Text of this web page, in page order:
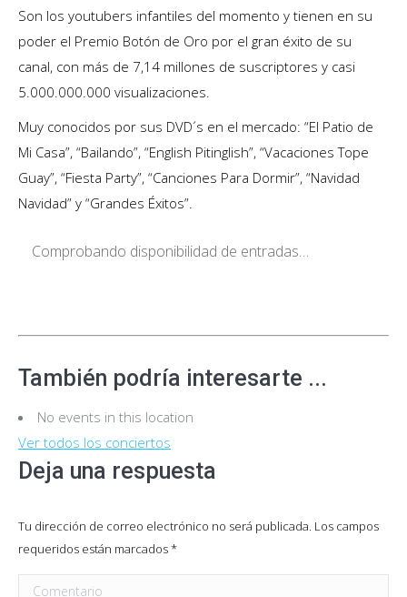
Son los youtubers infantiles del momento y tienen en su
poder el Premio Botón de Oro por el gran éxito de su
canal, con más de 7,14 millones de suscriptores y casi
5.000.000.000 visualizaciones.
Muy conocidos por sus DVD´s en el mercado: “El Patio de
Mi Casa”, “Bailando”, “English Pitinglish”, “Vacaciones Tope
Guay”, “Fiesta Party”, “Canciones Para Dormir”, “Navidad
Navidad” y “Grandes Éxitos”.
Comprobando disponibilidad de entradas…
También podría interesarte ...
No events in this location
Ver todos los conciertos
Deja una respuesta
Tu dirección de correo electrónico no será publicada. Los campos
requeridos están marcados*
Comentario